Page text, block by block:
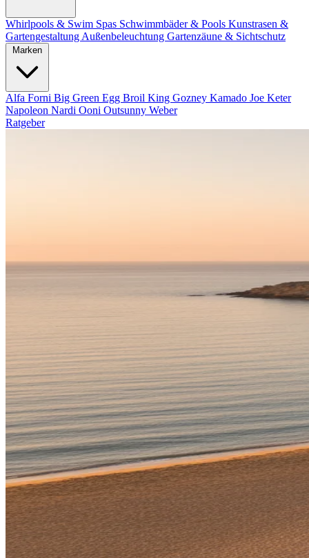
Whirlpools & Swim Spas Schwimmbäder & Pools Kunstrasen &
Gartengestaltung Außenbeleuchtung Gartenzäune & Sichtschutz
Alfa Forni Big Green Egg Broil King Gozney Kamado Joe Keter
Napoleon Nardi Ooni Outsunny Weber
Ratgeber